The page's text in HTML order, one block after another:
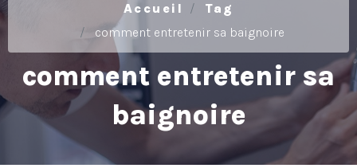
Accueil
Tag
comment entretenir sa baignoire
comment entretenir sa
baignoire